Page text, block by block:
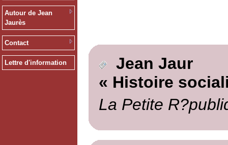
Autour de Jean
Jaurès
Contact
Lettre d'information
Jean Jaur
« Histoire
La Petite